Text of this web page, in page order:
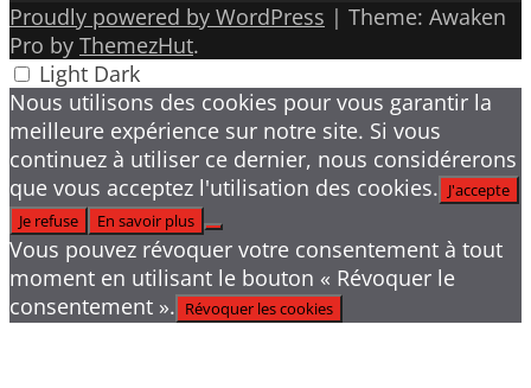
Proudly powered by WordPress | Theme: Awaken
Pro by ThemezHut.
Light Dark
Nous utilisons des cookies pour vous garantir la
meilleure expérience sur notre site. Si vous
continuez à utiliser ce dernier, nous considérerons
que vous acceptez l'utilisation des cookies. J'accepte
Je refuse
En savoir plus
Vous pouvez révoquer votre consentement à tout
moment en utilisant le bouton « Révoquer le
consentement ». Révoquer les cookies